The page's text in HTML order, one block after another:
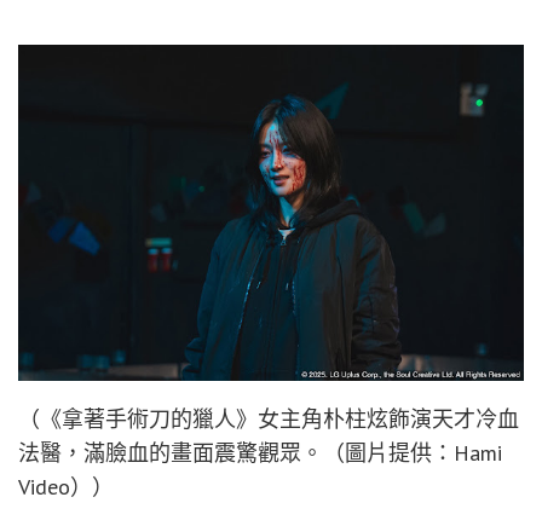
（《拿著手術刀的獵人》女主角朴柱炫飾演天才冷血
法醫，滿臉血的畫面震驚觀眾。（圖片提供：Hami
Video））